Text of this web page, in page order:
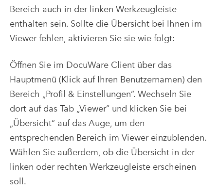
Bereich auch in der linken Werkzeugleiste
enthalten sein. Sollte die Übersicht bei Ihnen im
Viewer fehlen, aktivieren Sie sie wie folgt:
Öffnen Sie im DocuWare Client über das
Hauptmenü (Klick auf Ihren Benutzernamen) den
Bereich „Profil & Einstellungen“. Wechseln Sie
dort auf das Tab „Viewer“ und klicken Sie bei
„Übersicht“ auf das Auge, um den
entsprechenden Bereich im Viewer einzublenden.
Wählen Sie außerdem, ob die Übersicht in der
linken oder rechten Werkzeugleiste erscheinen
soll.